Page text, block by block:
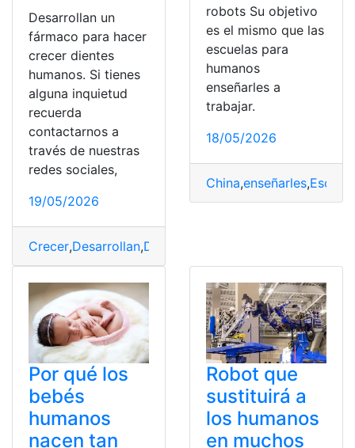
Desarrollan un
fármaco para hacer
crecer dientes
humanos. Si tienes
alguna inquietud
recuerda
contactarnos a
través de nuestras
redes sociales,
19/05/2026
Crecer,Desarrollan,Dientes
robots Su objetivo
es el mismo que las
escuelas para
humanos
enseñarles a
trabajar.
18/05/2026
China,enseñarles,
Por qué los
bebés
humanos
nacen tan
Robot que
sustituirá a
los humanos
en muchos